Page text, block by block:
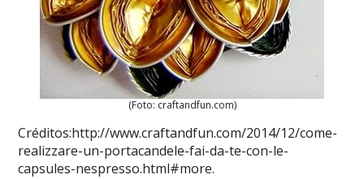
(Foto: craftandfun.com)
Créditos:http://www.craftandfun.com/2014/12/come-
realizzare-un-portacandele-fai-da-te-con-le-
capsules-nespresso.html#more.